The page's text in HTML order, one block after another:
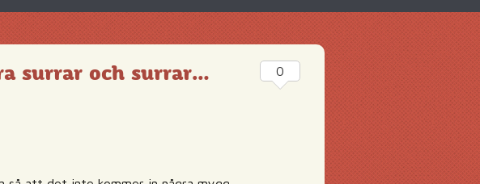
efter:
surrar och surrar… 0